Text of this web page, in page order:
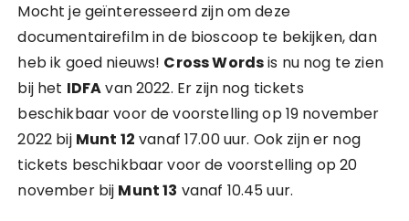
Mocht je geïnteresseerd zijn om deze
documentairefilm in de bioscoop te bekijken, dan
heb ik goed nieuws! Cross Wordsis nu nog te zien
bij het IDFAvan 2022. Er zijn nog tickets
beschikbaar voor de voorstelling op 19 november
2022 bij Munt 12 vanaf 17.00 uur. Ook zijn er nog
tickets beschikbaar voor de voorstelling op 20
november bij Munt 13 vanaf 10.45 uur.